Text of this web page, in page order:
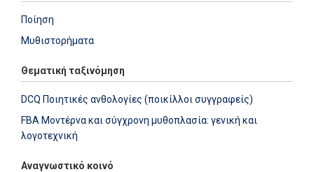
Ποίηση
Μυθιστορήματα
Θεματική ταξινόμηση
DCQ Ποιητικές ανθολογίες (ποικίλλοι συγγραφείς)
FBA Μοντέρνα και σύγχρονη μυθοπλασία: γενική και
λογοτεχνική
Αναγνωστικό κοινό